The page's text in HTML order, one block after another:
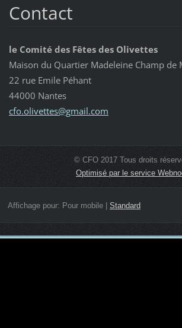
Contact
le Comité des Fêtes des Olivettes
Maison du Quartier Madeleine Champ de
22 rue Emile Péhant
44000 Nantes
cfo.olivettes@gmail.com
© CFO 2017 Tous droits
Optimisé par le service
Affichage pour: Pour mobile| Standard